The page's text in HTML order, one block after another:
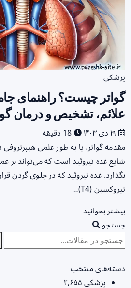
پزشکی
گواتر چیست؟ راهنمای
علائم، تشخیص و درمان
مقدمه گواتر، یا به طور علمی هیپرتروفی
شایع غده تیروئید است که می‌تواند بر
بگذارد. غده تیروئید که در جلوی گردن
تیروکسین (T4)…
بیشتر بخوانید
جستجو
دسته‌های منتخب
پزشکی ۲,۶۵۵